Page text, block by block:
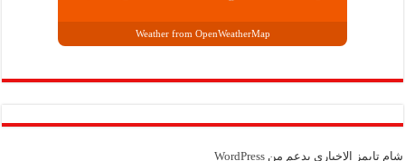
Weather from OpenWeatherMap
شام تايمز الإخباري بدعم منWordPress